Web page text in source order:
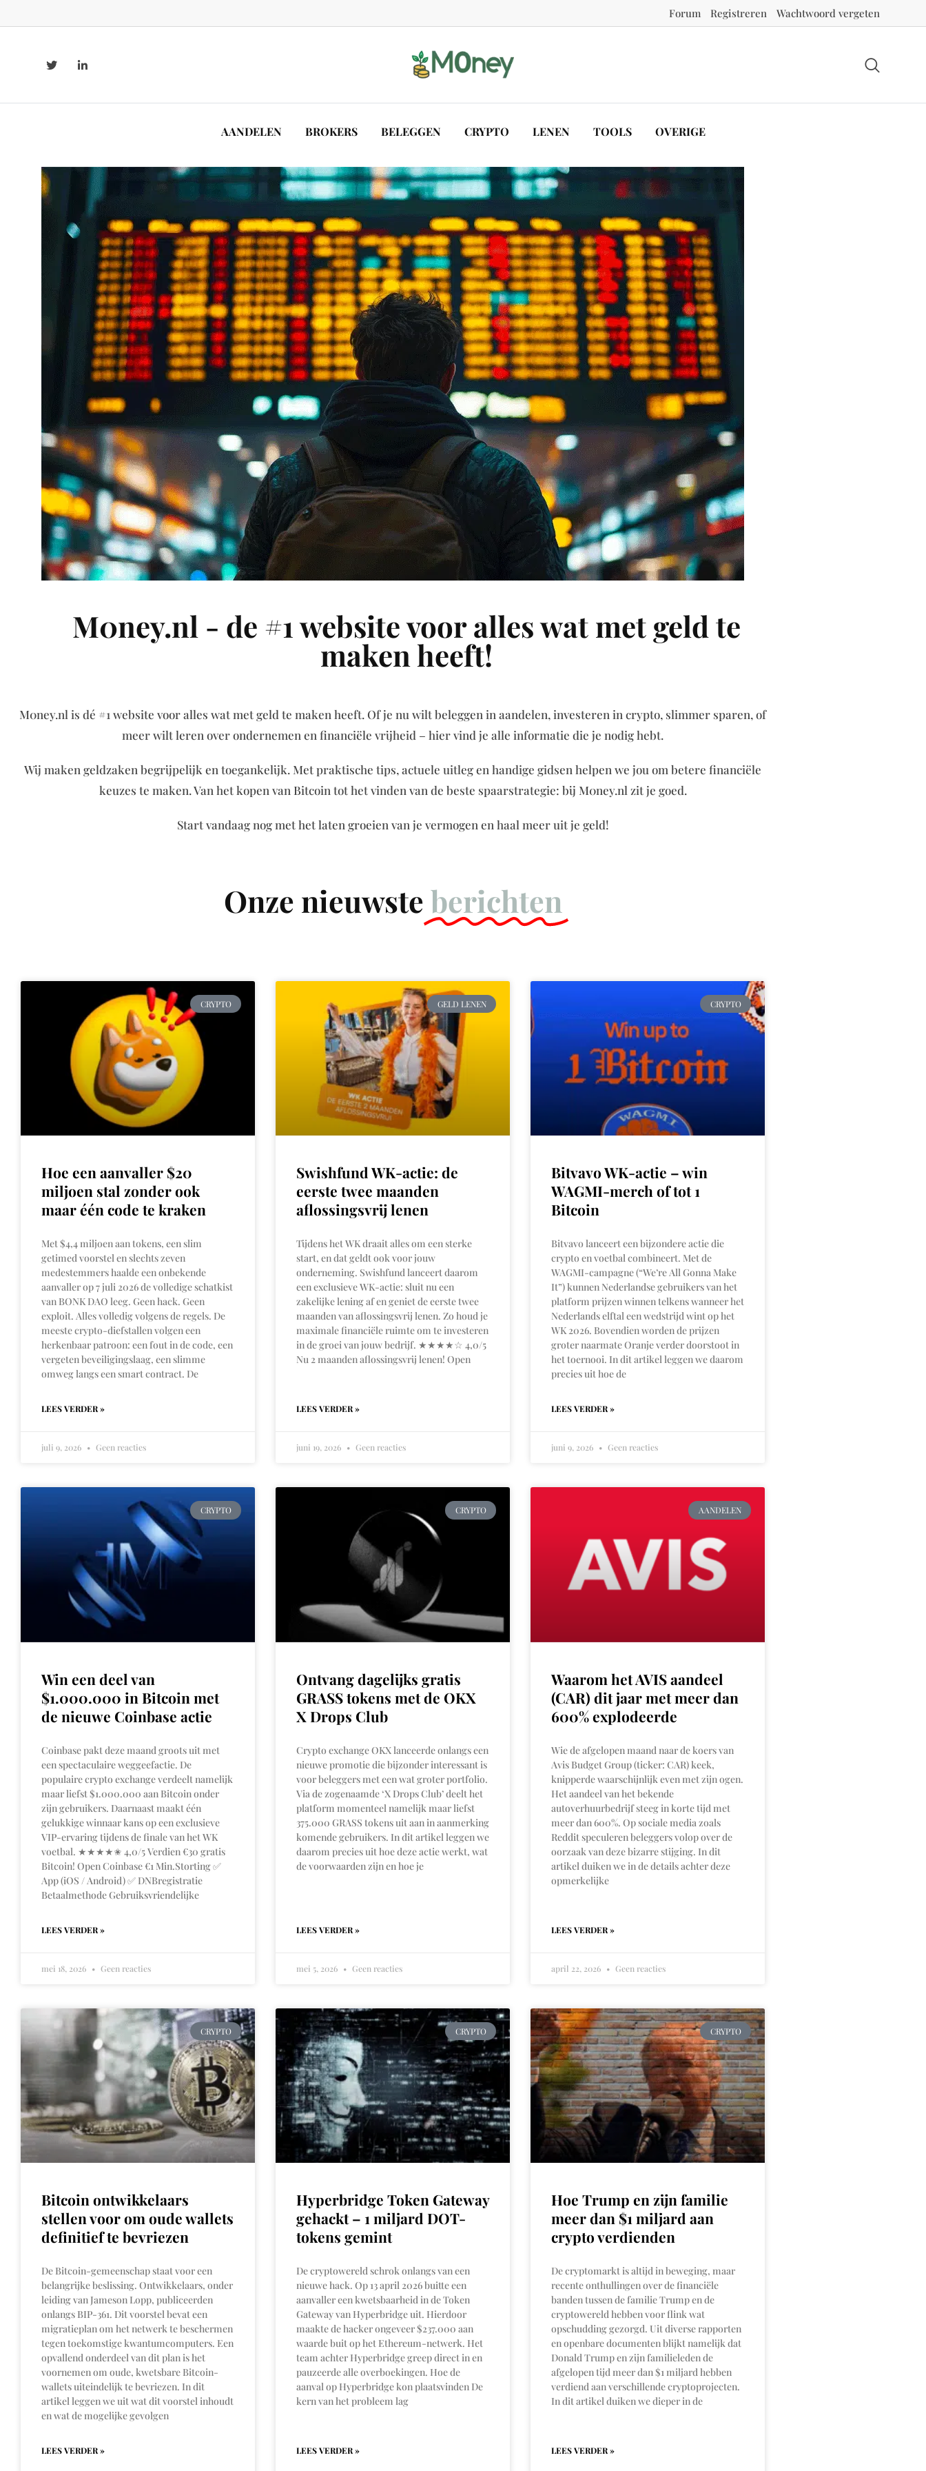
Forum Registreren Wachtwoord vergeten
AANDELEN BROKERS BELEGGEN CRYPTO LENEN TOOLS OVERIGE
M0ney.nl - de #1 website voor alles wat met geld te
maken heeft!
M0ney.nl is dé #1 website voor alles wat met geld te maken heeft. Of je nu wilt beleggen in aandelen, investeren in crypto, slimmer sparen, of
meer wilt leren over ondernemen en financiële vrijheid – hier vind je alle informatie die je nodig hebt.
Wij maken geldzaken begrijpelijk en toegankelijk. Met praktische tips, actuele uitleg en handige gidsen helpen we jou om betere financiële
keuzes te maken. Van het kopen van Bitcoin tot het vinden van de beste spaarstrategie: bij M0ney.nl zit je goed.
Start vandaag nog met het laten groeien van je vermogen en haal meer uit je geld!
Onze nieuwsteberichten
CRYPTO
Hoe een aanvaller $20
miljoen stal zonder ook
maar één code te kraken
Met $4,4 miljoen aan tokens, een slim
getimed voorstel en slechts zeven
medestemmers haalde een onbekende
aanvaller op 7 juli 2026 de volledige schatkist
van BONK DAO leeg. Geen hack. Geen
exploit. Alles volledig volgens de regels. De
meeste crypto-diefstallen volgen een
herkenbaar patroon: een fout in de code, een
vergeten beveiligingslaag, een slimme
omweg langs een smart contract. De
LEES VERDER »
juli 9, 2026 Geen reacties
GELD LENEN
Swishfund WK-actie: de
eerste twee maanden
aflossingsvrij lenen
Tijdens het WK draait alles om een sterke
start, en dat geldt ook voor jouw
onderneming. Swishfund lanceert daarom
een exclusieve WK-actie: sluit nu een
zakelijke lening af en geniet de eerste twee
maanden van aflossingsvrij lenen. Zo houd je
maximale financiële ruimte om te investeren
in de groei van jouw bedrijf. ★★★★☆ 4,0/5
Nu 2 maanden aflossingsvrij lenen! Open
LEES VERDER »
juni 19, 2026 Geen reacties
CRYPTO
Bitvavo WK-actie – win
WAGMI-merch of tot 1
Bitcoin
Bitvavo lanceert een bijzondere actie die
crypto en voetbal combineert. Met de
WAGMI-campagne (“We’re All Gonna Make
It”) kunnen Nederlandse gebruikers van het
platform prijzen winnen telkens wanneer het
Nederlands elftal een wedstrijd wint op het
WK 2026. Bovendien worden de prijzen
groter naarmate Oranje verder doorstoot in
het toernooi. In dit artikel leggen we daarom
precies uit hoe de
LEES VERDER »
juni 9, 2026 Geen reacties
CRYPTO
Win een deel van
$1.000.000 in Bitcoin met
de nieuwe Coinbase actie
Coinbase pakt deze maand groots uit met
een spectaculaire weggeefactie. De
populaire crypto exchange verdeelt namelijk
maar liefst $1.000.000 aan Bitcoin onder
zijn gebruikers. Daarnaast maakt één
gelukkige winnaar kans op een exclusieve
VIP-ervaring tijdens de finale van het WK
voetbal. ★★★★✬ 4,0/5 Verdien €30 gratis
Bitcoin! Open Coinbase €1 Min.Storting ✅
App (iOS / Android) ✅ DNBregistratie
Betaalmethode Gebruiksvriendelijke
LEES VERDER »
mei 18, 2026 Geen reacties
CRYPTO
Ontvang dagelijks gratis
GRASS tokens met de OKX
X Drops Club
Crypto exchange OKX lanceerde onlangs een
nieuwe promotie die bijzonder interessant is
voor beleggers met een wat groter portfolio.
Via de zogenaamde ‘X Drops Club’ deelt het
platform momenteel namelijk maar liefst
375.000 GRASS tokens uit aan in aanmerking
komende gebruikers. In dit artikel leggen we
daarom precies uit hoe deze actie werkt, wat
de voorwaarden zijn en hoe je
LEES VERDER »
mei 5, 2026 Geen reacties
AANDELEN
Waarom het AVIS aandeel
(CAR) dit jaar met meer dan
600% explodeerde
Wie de afgelopen maand naar de koers van
Avis Budget Group (ticker: CAR) keek,
knipperde waarschijnlijk even met zijn ogen.
Het aandeel van het bekende
autoverhuurbedrijf steeg in korte tijd met
meer dan 600%. Op sociale media zoals
Reddit speculeren beleggers volop over de
oorzaak van deze bizarre stijging. In dit
artikel duiken we in de details achter deze
opmerkelijke
LEES VERDER »
april 22, 2026 Geen reacties
CRYPTO
Bitcoin ontwikkelaars
stellen voor om oude wallets
definitief te bevriezen
De Bitcoin-gemeenschap staat voor een
belangrijke beslissing. Ontwikkelaars, onder
leiding van Jameson Lopp, publiceerden
onlangs BIP-361. Dit voorstel bevat een
migratieplan om het netwerk te beschermen
tegen toekomstige kwantumcomputers. Een
opvallend onderdeel van dit plan is het
voornemen om oude, kwetsbare Bitcoin-
wallets uiteindelijk te bevriezen. In dit
artikel leggen we uit wat dit voorstel inhoudt
en wat de mogelijke gevolgen
LEES VERDER »
CRYPTO
Hyperbridge Token Gateway
gehackt – 1 miljard DOT-
tokens gemint
De cryptowereld schrok onlangs van een
nieuwe hack. Op 13 april 2026 buitte een
aanvaller een kwetsbaarheid in de Token
Gateway van Hyperbridge uit. Hierdoor
maakte de hacker ongeveer $237.000 aan
waarde buit op het Ethereum-netwerk. Het
team achter Hyperbridge greep direct in en
pauzeerde alle overboekingen. Hoe de
aanval op Hyperbridge kon plaatsvinden De
kern van het probleem lag
LEES VERDER »
CRYPTO
Hoe Trump en zijn familie
meer dan $1 miljard aan
crypto verdienden
De cryptomarkt is altijd in beweging, maar
recente onthullingen over de financiële
banden tussen de familie Trump en de
cryptowereld hebben voor flink wat
opschudding gezorgd. Uit diverse rapporten
en openbare documenten blijkt namelijk dat
Donald Trump en zijn familieleden de
afgelopen tijd meer dan $1 miljard hebben
verdiend aan verschillende cryptoprojecten.
In dit artikel duiken we dieper in de
LEES VERDER »